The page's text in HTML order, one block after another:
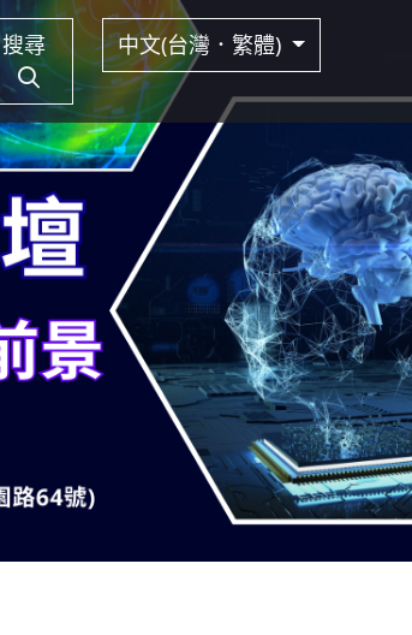
搜尋 中文(台灣．繁體)